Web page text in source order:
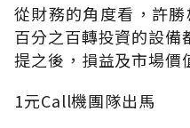
從財務的角度看，許
百分之百轉投資的設
提之後，損益及市場價
1元Call機團隊出馬